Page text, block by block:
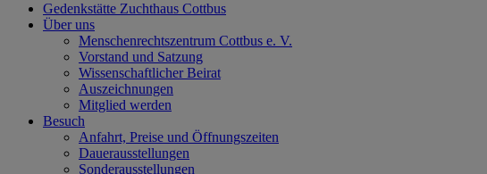
Gedenkstätte Zuchthaus Cottbus
Über uns
Menschenrechtszentrum Cottbus e. V.
Vorstand und Satzung
Wissenschaftlicher Beirat
Auszeichnungen
Mitglied werden
Besuch
Anfahrt, Preise und Öffnungszeiten
Dauerausstellungen
Sonderausstellungen